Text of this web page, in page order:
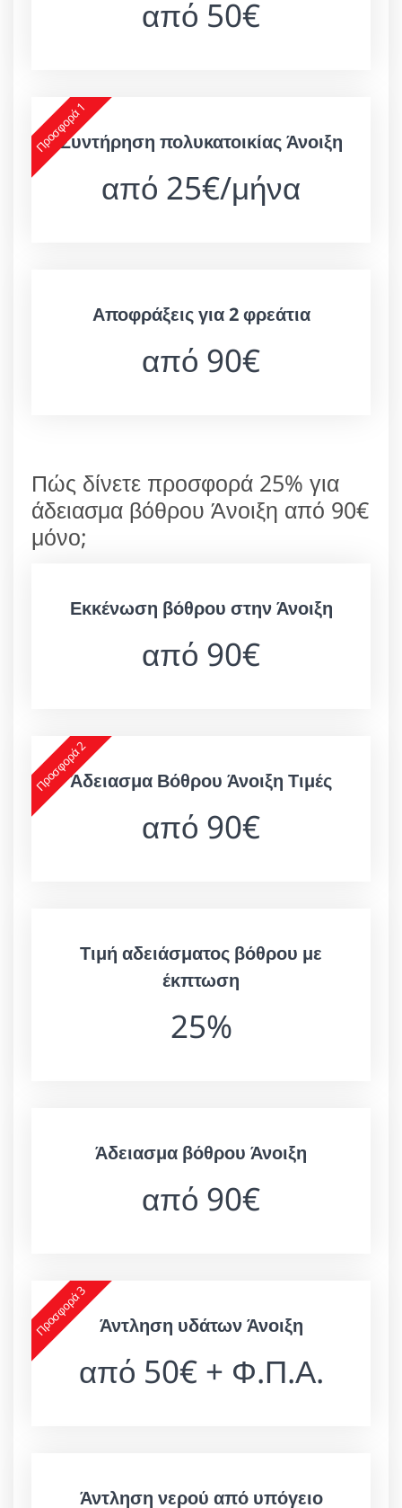
από 50€
Προσφορά 1Συντήρηση πολυκατοικίας Άνοιξη
από 25€/μήνα
Αποφράξεις για 2 φρεάτια
από 90€
Πώς δίνετε προσφορά 25% για
άδειασμα βόθρου Άνοιξη από 90€
μόνο;
Εκκένωση βόθρου στην Άνοιξη
από 90€
Προσφορά 2Άδειασμα Βόθρου Άνοιξη Τιμές
από 90€
Τιμή αδειάσματος βόθρου με
έκπτωση
25%
Άδειασμα βόθρου Άνοιξη
από 90€
Προσφορά 3 Άντληση υδάτων Άνοιξη
από 50€ + Φ.Π.Α.
Άντληση νερού από υπόγειο